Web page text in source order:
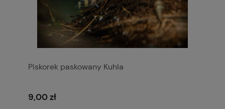
Piskorek paskowany Kuhla
9,00 zł